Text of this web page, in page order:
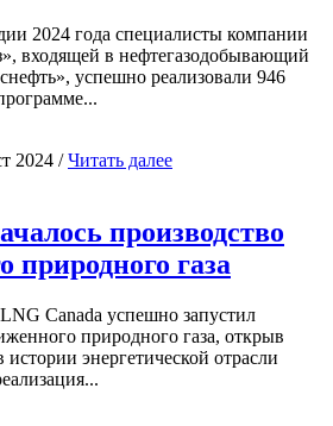
2024 года специалисты компании
входящей в нефтегазодобывающий
успешно реализовали 946
2024 /Читать далее
производство
природного газа
Canada успешно запустил
природного газа, открыв
энергетической отрасли